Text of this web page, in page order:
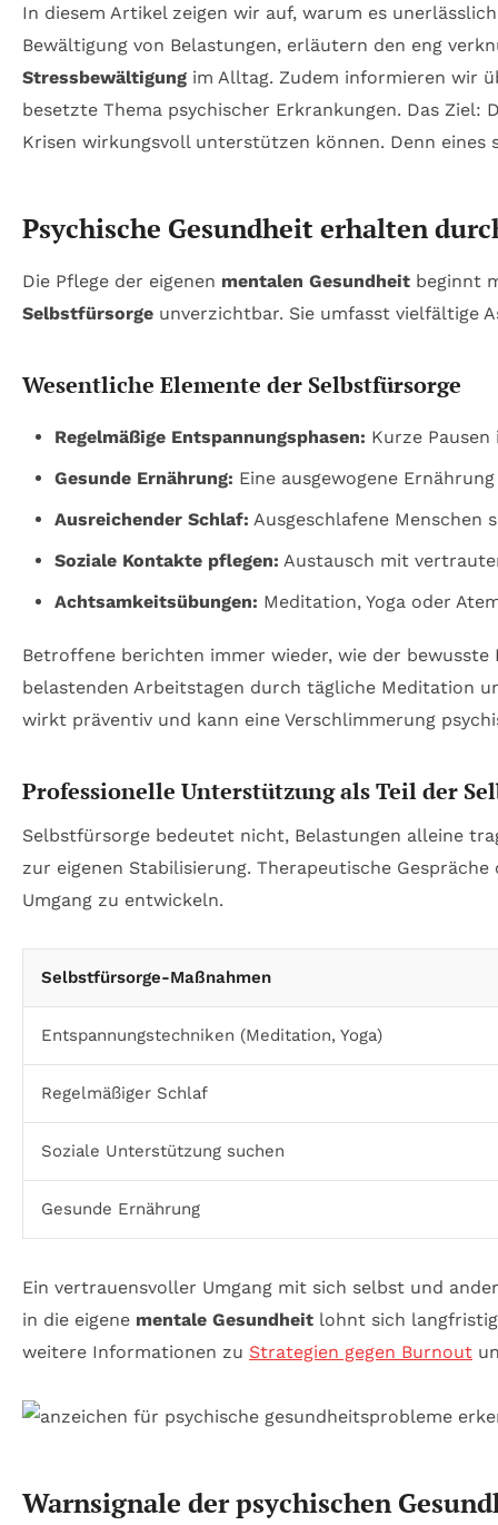
In diesem Artikel zeigen wir auf, warum es
Bewältigung von Belastungen, erläutern den eng
Stressbewältigung im Alltag. Zudem informieren wir
besetzte Thema psychischer Erkrankungen. Das Ziel:
Krisen wirkungsvoll unterstützen können. Denn
Psychische Gesundheit erhalten
Die Pflege der eigenen mentalen Gesundheit beginnt
Selbstfürsorge unverzichtbar. Sie umfasst vielfältige
Wesentliche Elemente der Selbstfürsorge
Regelmäßige Entspannungsphasen: Kurze
Gesunde Ernährung: Eine ausgewogene
Ausreichender Schlaf: Ausgeschlafene Menschen
Soziale Kontakte pflegen: Austausch mit
Achtsamkeitsübungen: Meditation, Yoga oder
Betroffene berichten immer wieder, wie der bewusste
belastenden Arbeitstagen durch tägliche Meditation
wirkt präventiv und kann eine Verschlimmerung
Professionelle Unterstützung als Teil der
Selbstfürsorge bedeutet nicht, Belastungen alleine
zur eigenen Stabilisierung. Therapeutische
Umgang zu entwickeln.
Selbstfürsorge-Maßnahmen
Entspannungstechniken (Meditation, Yoga)
Regelmäßiger Schlaf
Soziale Unterstützung suchen
Gesunde Ernährung
Ein vertrauensvoller Umgang mit sich selbst und
in die eigene mentale Gesundheit lohnt sich
weitere Informationen zu Strategien gegen Burnout
Warnsignale der psychischen